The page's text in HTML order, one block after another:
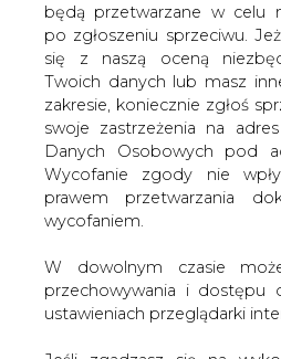
będą przetwarzane w celu
po zgłoszeniu sprzeciwu.
się z naszą oceną
Twoich danych lub masz
zakresie, koniecznie zgłoś
swoje zastrzeżenia na
Danych Osobowych pod
Wycofanie zgody nie
prawem przetwarzania
wycofaniem.
W dowolnym czasie
przechowywania i
ustawieniach przeglądarki
Międzynarodowa
podniosła swoje
globalnego wzrostu
słonecznej o kolejne
porównaniu z danymi
zaledwie sześć
"Aktualizacja rynku energii
prawie 40 proc. wyższy wzrost
właściwe tory.
Agencja z siedzibą w Paryżu